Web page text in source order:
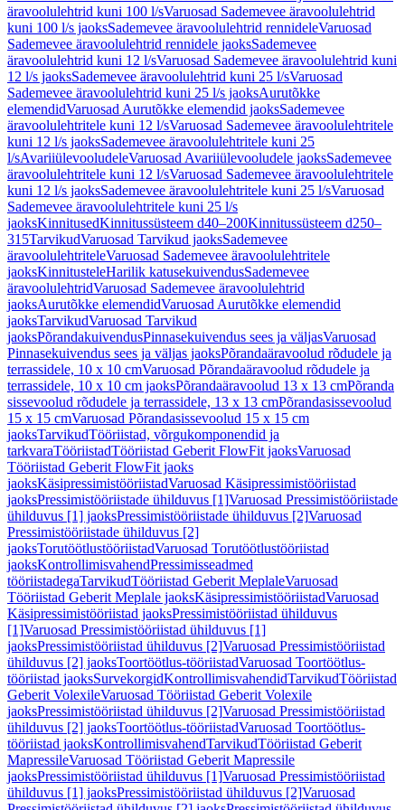
äravoolulehtrid kuni 100 l/sVaruosad Sademevee äravoolulehtrid
kuni 100 l/s jaoksSademevee äravoolulehtrid rennideleVaruosad
Sademevee äravoolulehtrid rennidele jaoksSademevee
äravoolulehtrid kuni 12 l/sVaruosad Sademevee äravoolulehtrid kuni
12 l/s jaoksSademevee äravoolulehtrid kuni 25 l/sVaruosad
Sademevee äravoolulehtrid kuni 25 l/s jaoksAurutõkke
elemendidVaruosad Aurutõkke elemendid jaoksSademevee
äravoolulehtritele kuni 12 l/sVaruosad Sademevee äravoolulehtritele
kuni 12 l/s jaoksSademevee äravoolulehtritele kuni 25
l/sAvariiülevooludeleVaruosad Avariiülevooludele jaoksSademevee
äravoolulehtritele kuni 12 l/sVaruosad Sademevee äravoolulehtritele
kuni 12 l/s jaoksSademevee äravoolulehtritele kuni 25 l/sVaruosad
Sademevee äravoolulehtritele kuni 25 l/s
jaoksKinnitusedKinnitussüsteem d40–200Kinnitussüsteem d250–
315TarvikudVaruosad Tarvikud jaoksSademevee
äravoolulehtriteleVaruosad Sademevee äravoolulehtritele
jaoksKinnitusteleHarilik katusekuivendusSademevee
äravoolulehtridVaruosad Sademevee äravoolulehtrid
jaoksAurutõkke elemendidVaruosad Aurutõkke elemendid
jaoksTarvikudVaruosad Tarvikud
jaoksPõrandakuivendusPinnasekuivendus sees ja väljasVaruosad
Pinnasekuivendus sees ja väljas jaoksPõrandaäravoolud rõdudele ja
terrassidele, 10 x 10 cmVaruosad Põrandaäravoolud rõdudele ja
terrassidele, 10 x 10 cm jaoksPõrandaäravoolud 13 x 13 cmPõranda
sissevoolud rõdudele ja terrassidele, 13 x 13 cmPõrandasissevoolud
15 x 15 cmVaruosad Põrandasissevoolud 15 x 15 cm
jaoksTarvikudTööriistad, võrgukomponendid ja
tarkvaraTööriistadTööriistad Geberit FlowFit jaoksVaruosad
Tööriistad Geberit FlowFit jaoks
jaoksKäsipressimistööriistadVaruosad Käsipressimistööriistad
jaoksPressimistööriistade ühilduvus [1]Varuosad Pressimistööriistade
ühilduvus [1] jaoksPressimistööriistade ühilduvus [2]Varuosad
Pressimistööriistade ühilduvus [2]
jaoksTorutöötlustööriistadVaruosad Torutöötlustööriistad
jaoksKontrollimisvahendPressimisseadmed
tööriistadegaTarvikudTööriistad Geberit MeplaleVaruosad
Tööriistad Geberit Meplale jaoksKäsipressimistööriistadVaruosad
Käsipressimistööriistad jaoksPressimistööriistad ühilduvus
[1]Varuosad Pressimistööriistad ühilduvus [1]
jaoksPressimistööriistad ühilduvus [2]Varuosad Pressimistööriistad
ühilduvus [2] jaoksToortöötlus-tööriistadVaruosad Toortöötlus-
tööriistad jaoksSurvekorgidKontrollimisvahendidTarvikudTööriistad
Geberit VolexileVaruosad Tööriistad Geberit Volexile
jaoksPressimistööriistad ühilduvus [2]Varuosad Pressimistööriistad
ühilduvus [2] jaoksToortöötlus-tööriistadVaruosad Toortöötlus-
tööriistad jaoksKontrollimisvahendTarvikudTööriistad Geberit
MapressileVaruosad Tööriistad Geberit Mapressile
jaoksPressimistööriistad ühilduvus [1]Varuosad Pressimistööriistad
ühilduvus [1] jaoksPressimistööriistad ühilduvus [2]Varuosad